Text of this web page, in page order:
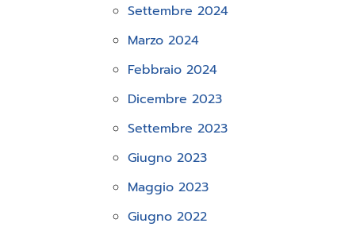
Settembre 2024
Marzo 2024
Febbraio 2024
Dicembre 2023
Settembre 2023
Giugno 2023
Maggio 2023
Giugno 2022